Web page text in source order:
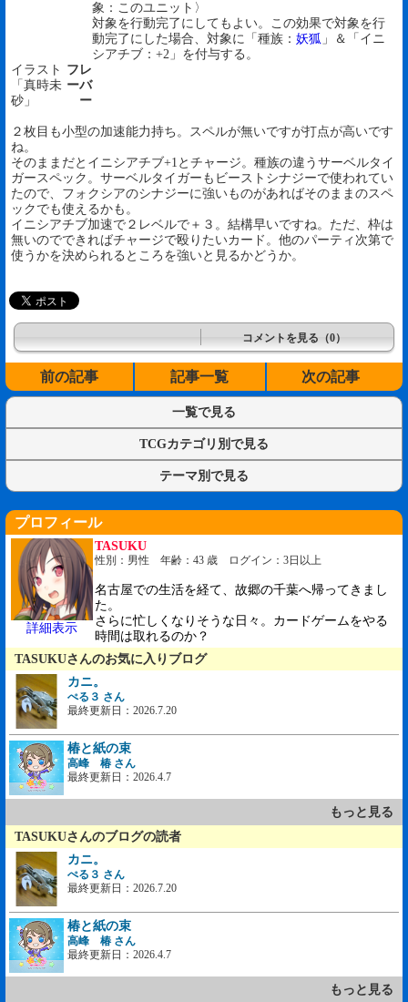
象：このユニット〉
対象を行動完了にしてもよい。この効果で対象を行
動完了にした場合、対象に「種族： 妖狐 」＆「イニ
シアチブ：+2」を付与する。
イラスト
「真時未
砂」
フレ
ーバ
ー
２枚目も小型の加速能力持ち。スペルが無いですが打点が高いです
ね。
そのままだとイニシアチブ+1とチャージ。種族の違うサーベルタイ
ガースペック。サーベルタイガーもビーストシナジーで使われてい
たので、フォクシアのシナジーに強いものがあればそのままのスペ
ックでも使えるかも。
イニシアチブ加速で２レベルで＋３。結構早いですね。ただ、枠は
無いのでできればチャージで殴りたいカード。他のパーティ次第で
使うかを決められるところを強いと見るかどうか。
コメントを見る（0）
前の記事 記事一覧 次の記事
一覧で見る
TCGカテゴリ別で見る
テーマ別で見る
プロフィール
詳細表示
TASUKU
性別：男性 年齢：43 歳 ログイン：3日以上
名古屋での生活を経て、故郷の千葉へ帰ってきまし
た。
さらに忙しくなりそうな日々。カードゲームをやる
時間は取れるのか？
TASUKUさんのお気に入りブログ
カニ。
ぺる３ さん
最終更新日：2026.7.20
椿と紙の束
高峰 椿 さん
最終更新日：2026.4.7
もっと見る
TASUKUさんのブログの読者
カニ。
ぺる３ さん
最終更新日：2026.7.20
椿と紙の束
高峰 椿 さん
最終更新日：2026.4.7
もっと見る